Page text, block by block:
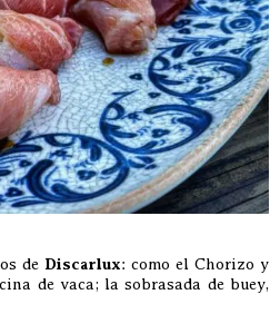
de Discarlux: como el Chorizo y
de vaca; la sobrasada de buey,